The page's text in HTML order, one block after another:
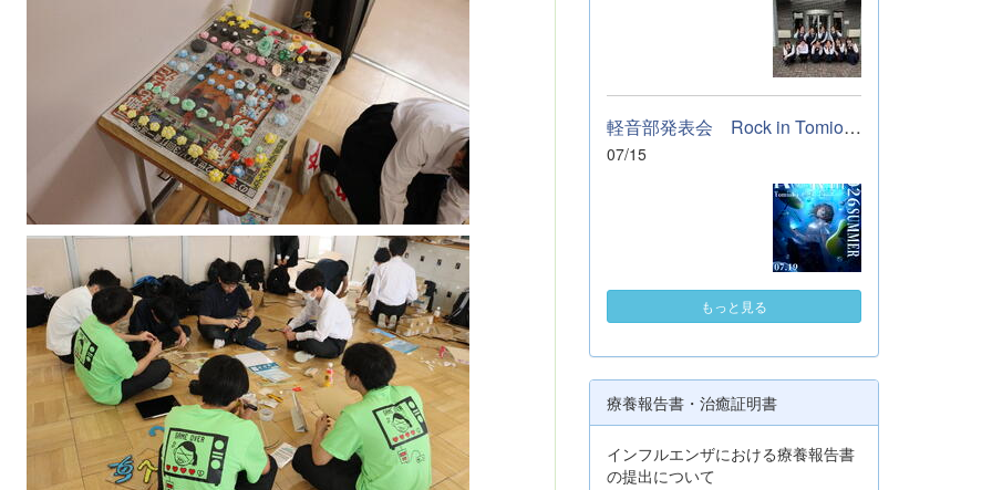
軽音部発表会 Rock in Tomioka High school 開催します
07/15
もっと見る
療養報告書・治癒証明書
インフルエンザにおける療養報告書
の提出について